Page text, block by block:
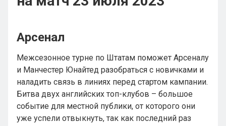
Арсенал
Межсезонное турне по Штатам поможет Арсеналу
и Манчестер Юнайтед разобраться с новичками и
наладить связь в линиях перед стартом кампании.
Битва двух английских топ-клубов – большое
событие для местной публики, от которого они
уже успели отвыкнуть, так как последний раз